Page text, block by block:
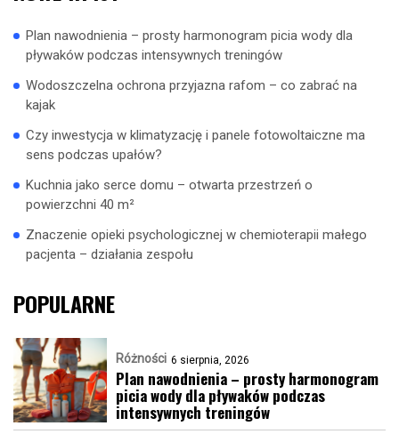
Plan nawodnienia – prosty harmonogram picia wody dla
pływaków podczas intensywnych treningów
Wodoszczelna ochrona przyjazna rafom – co zabrać na
kajak
Czy inwestycja w klimatyzację i panele fotowoltaiczne ma
sens podczas upałów?
Kuchnia jako serce domu – otwarta przestrzeń o
powierzchni 40 m²
Znaczenie opieki psychologicznej w chemioterapii małego
pacjenta – działania zespołu
POPULARNE
Różności 6 sierpnia, 2026
Plan nawodnienia – prosty harmonogram
picia wody dla pływaków podczas
intensywnych treningów